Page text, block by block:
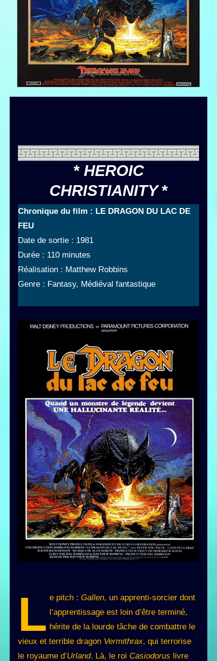
* HEROIC
CHRISTIANITY*
Chronique du film : LE DRAGON DU LAC DE
FEU
Date de sortie : 1981
Durée : 110 minutes
Réalisation : Matthew Robbins
Genre : Fantasy, Médiéval fantastique
L e pitch : Gallen, un apprenti-sorcier dont
l’apprentissage est loin d’être terminé,
hérite de la lourde tâche de combattre le
vieux et terrible dragon Vermithrax, qui terrorise
le royaume d’Urland. Là, le roi Casiodorus livre